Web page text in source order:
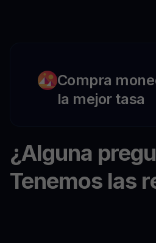
Compra
la mejor tasa
¿Alguna
Tenemos las